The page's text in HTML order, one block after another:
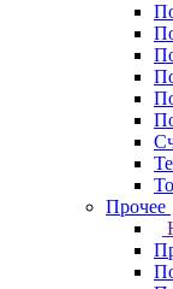
Прочее